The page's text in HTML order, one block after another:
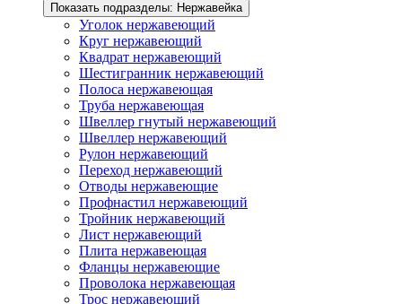
Показать подразделы: Нержавейка
Уголок нержавеющий
Круг нержавеющий
Квадрат нержавеющий
Шестигранник нержавеющий
Полоса нержавеющая
Труба нержавеющая
Швеллер гнутый нержавеющий
Швеллер нержавеющий
Рулон нержавеющий
Переход нержавеющий
Отводы нержавеющие
Профнастил нержавеющий
Тройник нержавеющий
Лист нержавеющий
Плита нержавеющая
Фланцы нержавеющие
Проволока нержавеющая
Трос нержавеющий